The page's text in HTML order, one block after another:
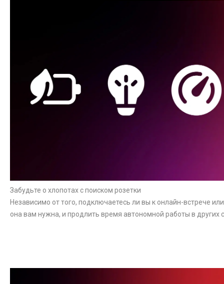
Забудьте о хлопотах с поиском розетки
Независимо от того, подключаетесь ли вы к онлайн-встрече
она вам нужна, и продлить время автономной работы в других